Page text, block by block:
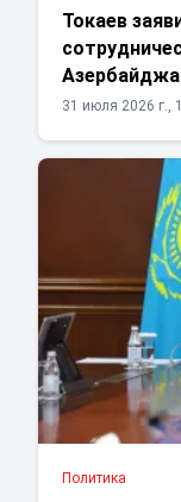
Токаев
31 июля 2026 г.,
Политика